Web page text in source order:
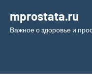
содержимому
mprostata.ru
Важное о здоровье и